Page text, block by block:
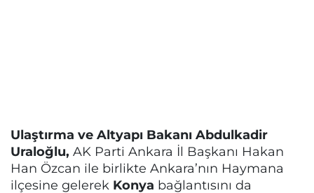
Ulaştırma ve Altyapı Bakanı Abdulkadir
Uraloğlu, AK Parti Ankara İl Başkanı Hakan
Han Özcan ile birlikte Ankara’nın Haymana
ilçesine gelerek Konya bağlantısını da